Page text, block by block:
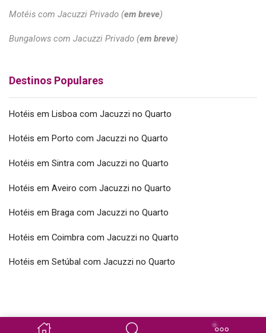
Motéis com Jacuzzi Privado (em breve)
Bungalows com Jacuzzi Privado (em breve)
Destinos Populares
Hotéis em Lisboa com Jacuzzi no Quarto
Hotéis em Porto com Jacuzzi no Quarto
Hotéis em Sintra com Jacuzzi no Quarto
Hotéis em Aveiro com Jacuzzi no Quarto
Hotéis em Braga com Jacuzzi no Quarto
Hotéis em Coimbra com Jacuzzi no Quarto
Hotéis em Setúbal com Jacuzzi no Quarto